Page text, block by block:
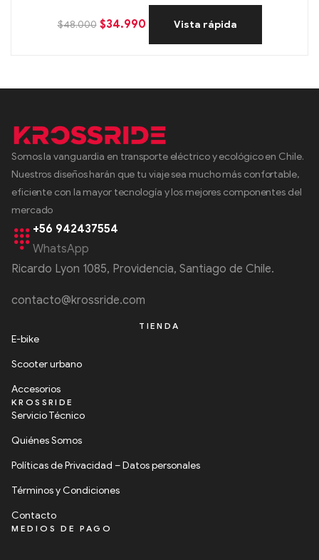
$48.000 $34.990 Vista rápida
Somos la vanguardia en transporte eléctrico y ecológico en Chile.
Nuestros diseños harán que tu viaje sea mucho más confortable,
eficiente con la mayor tecnología y los mejores componentes del
mercado
+56 942437554
WhatsApp
Ricardo Lyon 1085, Providencia, Santiago de Chile.
contacto@krossride.com
TIENDA
E-bike
Scooter urbano
Accesorios
KROSSRIDE
Servicio Técnico
Quiénes Somos
Políticas de Privacidad – Datos personales
Términos y Condiciones
Contacto
MEDIOS DE PAGO